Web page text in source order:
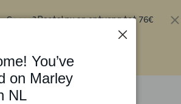
Spoon?Bestel nu en ontvang tot 76€
You’ve
on Marley
NL